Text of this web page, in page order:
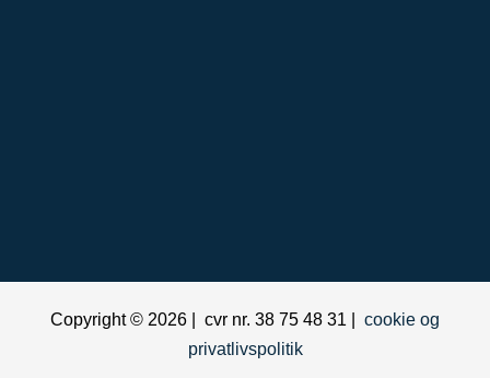
Copyright © 2026 | cvr nr. 38 75 48 31 | cookie og
privatlivspolitik